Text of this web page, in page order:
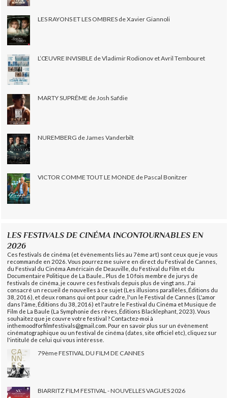
LES RAYONS ET LES OMBRES de Xavier Giannoli
L’ŒUVRE INVISIBLE de Vladimir Rodionov et Avril Tembouret
MARTY SUPRÊME de Josh Safdie
NUREMBERG de James Vanderbilt
VICTOR COMME TOUT LE MONDE de Pascal Bonitzer
LES FESTIVALS DE CINÉMA INCONTOURNABLES EN
2026
Ces festivals de cinéma (et évènements liés au 7ème art) sont ceux que je vous
recommande en 2026. Vous pourrez me suivre en direct du Festival de Cannes,
du Festival du Cinéma Américain de Deauville, du Festival du Film et du
Documentaire Politique de La Baule... Plus de 10 fois membre de jurys de
festivals de cinéma, je couvre ces festivals depuis plus de vingt ans. J'ai
consacré un recueil de nouvelles à ce sujet (Les illusions parallèles, Éditions du
38, 2016), et deux romans qui ont pour cadre, l'un le Festival de Cannes (L'amor
dans l'âme, Éditions du 38, 2016) et l'autre le Festival du Cinéma et Musique de
Film de La Baule (La Symphonie des rêves, Éditions Blacklephant, 2023). Vous
souhaitez que je couvre votre festival ? Contactez-moi à
inthemoodforfilmfestivals@gmail.com. Pour en savoir plus sur un évènement
cinématographique ou un festival de cinéma (dates, site officiel etc), cliquez sur
l'intitulé de celui qui vous intéresse.
79ème FESTIVAL DU FILM DE CANNES
BIARRITZ FILM FESTIVAL - NOUVELLES VAGUES 2026